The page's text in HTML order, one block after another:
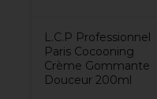
L.C.P Professionnel
Paris Cocooning
Crème Gommante
Douceur 200ml